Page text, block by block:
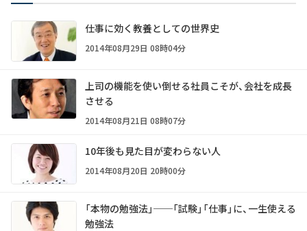
仕事に効く教養としての世界史
2014年08月29日 08時04分
上司の機能を使い倒せる社員こそが、会社を成長
させる
2014年08月21日 08時07分
10年後も見た目が変わらない人
2014年08月20日 20時00分
「本物の勉強法」──「試験」「仕事」に、一生使える
勉強法